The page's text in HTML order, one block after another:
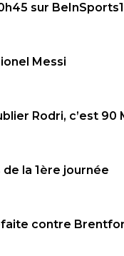
sur
Messi
Rodri, c’est 90
la 1ère journée
contre